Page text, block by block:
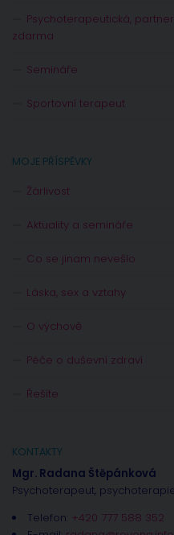
Psychoterapeutická,
zdarma
Semináře
Sportovní terapeut
MOJE PŘÍSPĚVKY
Žárlivost
Aktuality a semináře
Co se jinam nevešlo
Láska, sex a vztahy
O výchově
Péče o duševní zdraví
Řešíte
KONTAKTY
Mgr. Radana Štěpánková
Psychoterapeut,
Telefon: +420 777 588 352